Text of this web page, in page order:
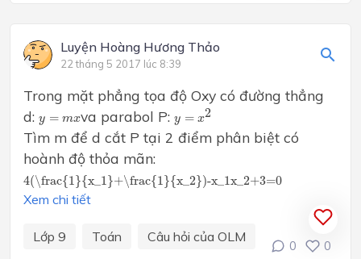
Luyện Hoàng Hương Thảo
22 tháng 5 2017 lúc 8:39
Trong mặt phẳng tọa độ Oxy có đường thẳng
d: y = mx
y =mx va parabol P: y = x2
=
Tìm m để d cắt P tại 2 điểm phân biệt có
hoành độ thỏa mãn:
4(\frac{1}{x_1}+\frac{1}{x_2})-x_1x_2+3=0
4(\frac{1}{x_1}+\frac{1}{x_2})-x_1x_2+3=0
Xem chi tiết
Lớp 9 Toán Câu hỏi của OLM
0 0